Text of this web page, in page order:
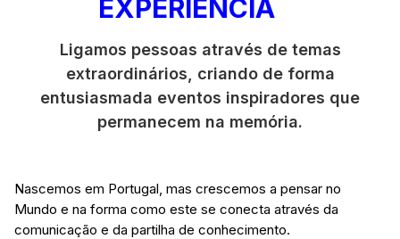
EXPERIÊNCIA
Ligamos pessoas através de temas
extraordinários, criando de forma
entusiasmada eventos inspiradores que
permanecem na memória.
Nascemos em Portugal, mas crescemos a pensar no
Mundo e na forma como este se conecta através da
comunicação e da partilha de conhecimento.